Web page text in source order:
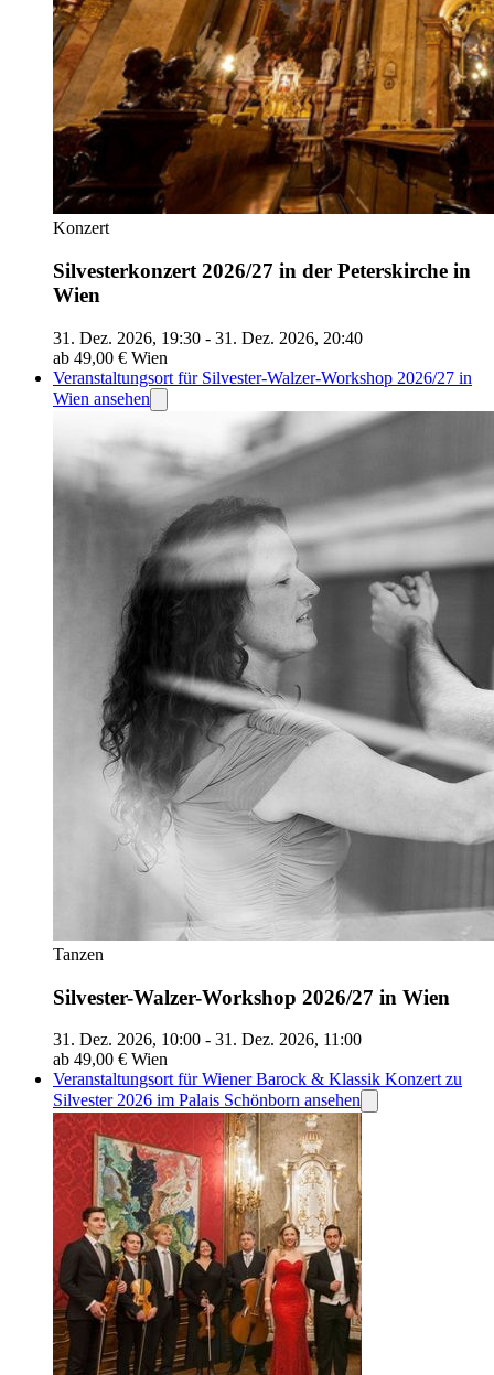
Konzert
Silvesterkonzert 2026/27 in der Peterskirche in
Wien
31. Dez. 2026, 19:30 - 31. Dez. 2026, 20:40
ab 49,00 € Wien
Veranstaltungsort für Silvester-Walzer-Workshop 2026/27 in
Wien ansehen
Tanzen
Silvester-Walzer-Workshop 2026/27 in Wien
31. Dez. 2026, 10:00 - 31. Dez. 2026, 11:00
ab 49,00 € Wien
Veranstaltungsort für Wiener Barock & Klassik Konzert zu
Silvester 2026 im Palais Schönborn ansehen